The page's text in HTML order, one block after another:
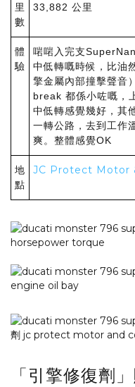
里
數
33,882 公里
體
驗
啱啱入完支
中低轉嘅時候，比油
擎金屬內部撞擊聲音
break 都係小咗嘅，
中低轉感覺幾好，
一轉公路，去到工作
爽。整體感覺OK
地
點
JC Protect Motor
「引擎修復劑